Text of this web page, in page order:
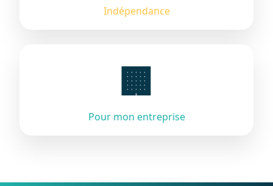
Indépendance
🏢
Pour mon entreprise